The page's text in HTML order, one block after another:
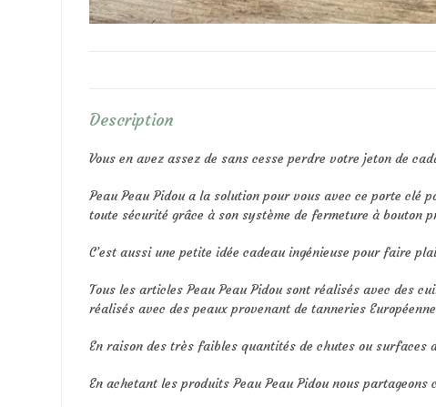
Description
Vous en avez assez de sans cesse perdre votre jeton de
Peau Peau Pidou a la solution pour vous avec ce porte
toute sécurité grâce à son système de fermeture à bouton
C’est aussi une petite idée cadeau ingénieuse pour faire
Tous les articles Peau Peau Pidou sont réalisés avec des
réalisés avec des peaux provenant de tanneries
En raison des très faibles quantités de chutes ou surfaces
En achetant les produits Peau Peau Pidou nous partageons